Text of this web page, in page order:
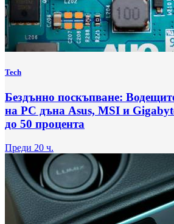
Tech
Бездънно поскъпване:
на РС дъна Asus, MSI и
до 50 процента
Преди 20 ч.